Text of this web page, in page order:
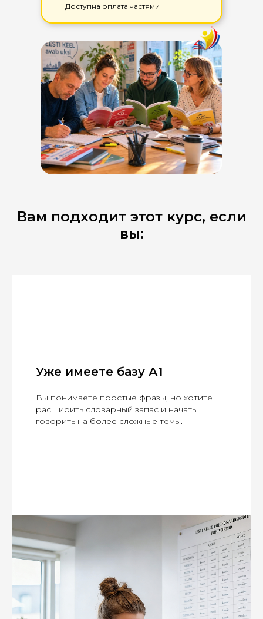
Доступна оплата частями
Вам подходит этот курс, если
вы:
Уже имеете базу А1
Вы понимаете простые фразы, но хотите
расширить словарный запас и начать
говорить на более сложные темы.